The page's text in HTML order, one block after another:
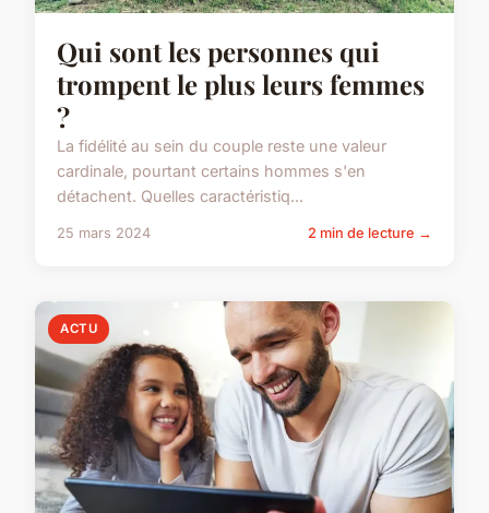
Qui sont les personnes qui
trompent le plus leurs femmes
?
La fidélité au sein du couple reste une valeur
cardinale, pourtant certains hommes s'en
détachent. Quelles caractéristiq...
25 mars 2024 2 min de lecture →
ACTU